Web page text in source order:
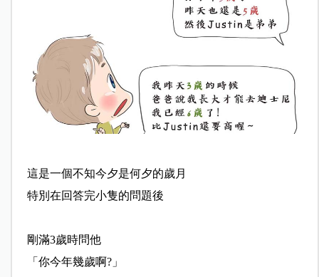
這是一個不知今夕是何夕的歲月
特別在回答完小隻的問題後
剛滿3歲時問他
「你今年幾歲啊?」